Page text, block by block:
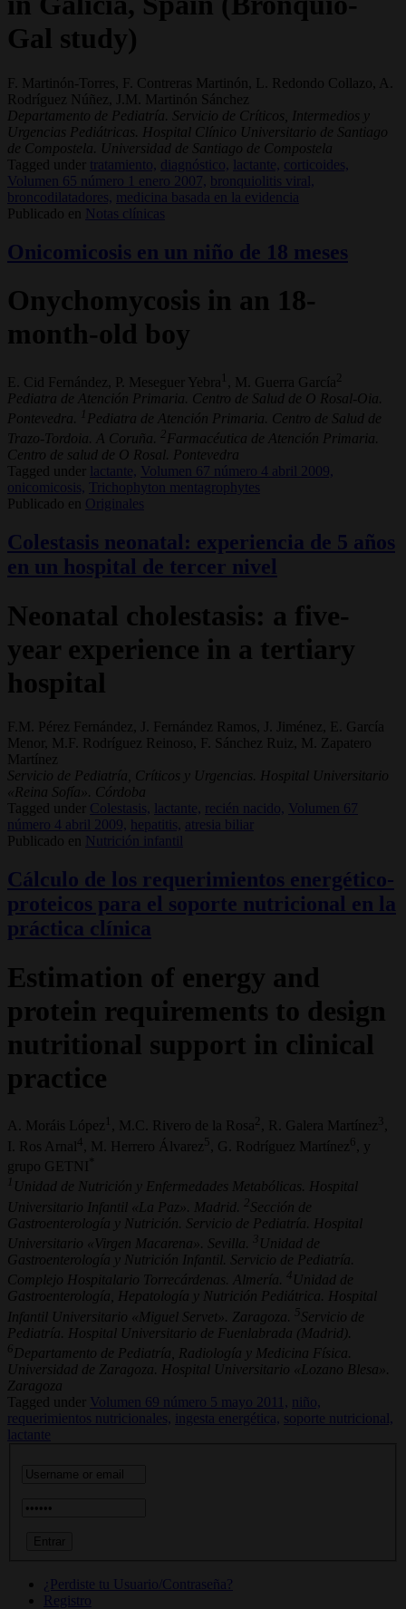
Gal study)
F. Martinón-Torres, F. Contreras Martinón, L. Redondo Collazo, A.
Rodríguez Núñez, J.M. Martinón Sánchez
Departamento de Pediatría. Servicio de Críticos, Intermedios y
Urgencias Pediátricas. Hospital Clínico Universitario de Santiago
de Compostela. Universidad de Santiago de Compostela
Tagged under
tratamiento, diagnóstico, lactante, corticoides,
Volumen 65 número 1 enero 2007, bronquiolitis viral,
broncodilatadores,
medicina basada en la evidencia
Publicado en
Notas clínicas
Onicomicosis en un niño de 18 meses
Onychomycosis in an 18-
month-old boy
E. Cid Fernández, P. Meseguer Yebra 1 , M. Guerra García
Pediatra de Atención Primaria. Centro de Salud de O Rosal-Oia.
Pontevedra. 1 Pediatra de Atención Primaria. Centro de Salud de
Trazo-Tordoia. A Coruña. 2 Farmacéutica de Atención Primaria.
Centro de salud de O Rosal. Pontevedra
Tagged under
lactante, Volumen 67 número 4 abril 2009,
onicomicosis, Trichophyton mentagrophytes
Publicado en Originales
Colestasis neonatal: experiencia de 5 años
en un hospital de tercer nivel
Neonatal cholestasis: a five-
year experience in a tertiary
hospital
F.M. Pérez Fernández, J. Fernández Ramos, J. Jiménez, E. García
Menor, M.F. Rodríguez Reinoso, F. Sánchez Ruiz, M. Zapatero
Martínez
Servicio de Pediatría, Críticos y Urgencias. Hospital Universitario
«Reina Sofía». Córdoba
Tagged under
Colestasis, lactante, recién nacido,
Volumen 67
número 4 abril 2009,
hepatitis, atresia biliar
Publicado en
Nutrición infantil
Cálculo de los requerimientos energético-
proteicos para el soporte nutricional en la
práctica clínica
Estimation of energy and
protein requirements to design
nutritional support in clinical
practice
A. Moráis López 1 , M.C. Rivero de la Rosa , R. Galera Martínez 3
I. Ros Arnal 4 , M. Herrero Álvarez5 , G. Rodríguez Martínez6
, y
grupo GETNI *
1 Unidad de Nutrición y Enfermedades Metabólicas. Hospital
Universitario Infantil «La Paz». Madrid.
2 Sección de
Gastroenterología y Nutrición. Servicio de Pediatría. Hospital
Universitario «Virgen Macarena». Sevilla.
3 Unidad de
Gastroenterología y Nutrición Infantil. Servicio de Pediatría.
Complejo Hospitalario Torrecárdenas. Almería.
4 Unidad de
Gastroenterología, Hepatología y Nutrición Pediátrica. Hospital
Infantil Universitario «Miguel Servet». Zaragoza. 5 Servicio de
Pediatría. Hospital Universitario de Fuenlabrada (Madrid).
6 Departamento de Pediatría, Radiología y Medicina Física.
Universidad de Zaragoza. Hospital Universitario «Lozano Blesa».
Zaragoza
Tagged under
Volumen 69 número 5 mayo 2011,
niño,
requerimientos nutricionales,
ingesta energética, soporte nutricional,
lactante
¿Perdiste tu Usuario/Contraseña?
Registro